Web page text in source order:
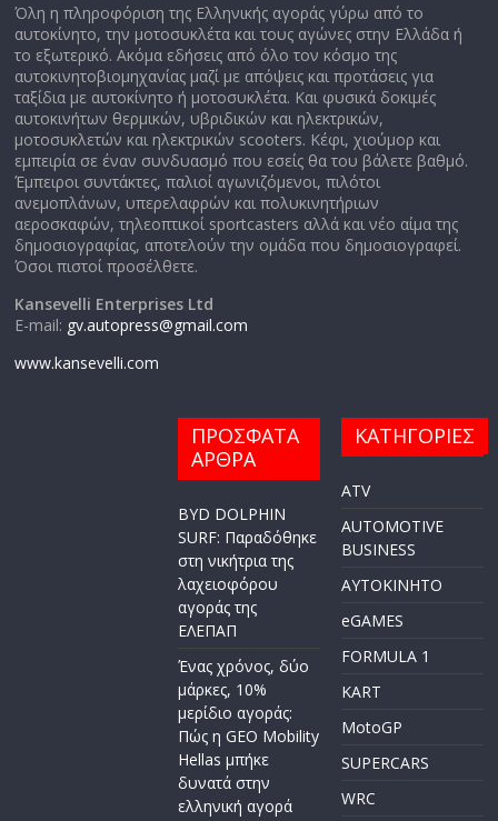
Όλη η πληροφόριση της Ελληνικής αγοράς γύρω από το
αυτοκίνητο, την μοτοσυκλέτα και τους αγώνες στην Ελλάδα ή
το εξωτερικό. Ακόμα εδήσεις από όλο τον κόσμο της
αυτοκινητοβιομηχανίας μαζί με απόψεις και προτάσεις για
ταξίδια με αυτοκίνητο ή μοτοσυκλέτα. Και φυσικά δοκιμές
αυτοκινήτων θερμικών, υβριδικών και ηλεκτρικών,
μοτοσυκλετών και ηλεκτρικών scooters. Κέφι, χιούμορ και
εμπειρία σε έναν συνδυασμό που εσείς θα του βάλετε βαθμό.
Έμπειροι συντάκτες, παλιοί αγωνιζόμενοι, πιλότοι
ανεμοπλάνων, υπερελαφρών και πολυκινητήριων
αεροσκαφών, τηλεοπτικοί sportcasters αλλά και νέο αίμα της
δημοσιογραφίας, αποτελούν την ομάδα που δημοσιογραφεί.
Όσοι πιστοί προσέλθετε.
Kansevelli Enterprises Ltd
E-mail: gv.autopress@gmail.com
www.kansevelli.com
ΠΡΟΣΦΑΤΑ
ΑΡΘΡΑ
BYD DOLPHIN
SURF: Παραδόθηκε
στη νικήτρια της
λαχειοφόρου
αγοράς της
ΕΛΕΠΑΠ
Ένας χρόνος, δύο
μάρκες, 10%
μερίδιο αγοράς:
Πώς η GEO Mobility
Hellas μπήκε
δυνατά στην
ελληνική αγορά
ΚΑΤΗΓΟΡΙΕΣ
ATV
AUTOMOTIVE
BUSINESS
AYTOKINHTO
eGAMES
FORMULA 1
KART
MotoGP
SUPERCARS
WRC